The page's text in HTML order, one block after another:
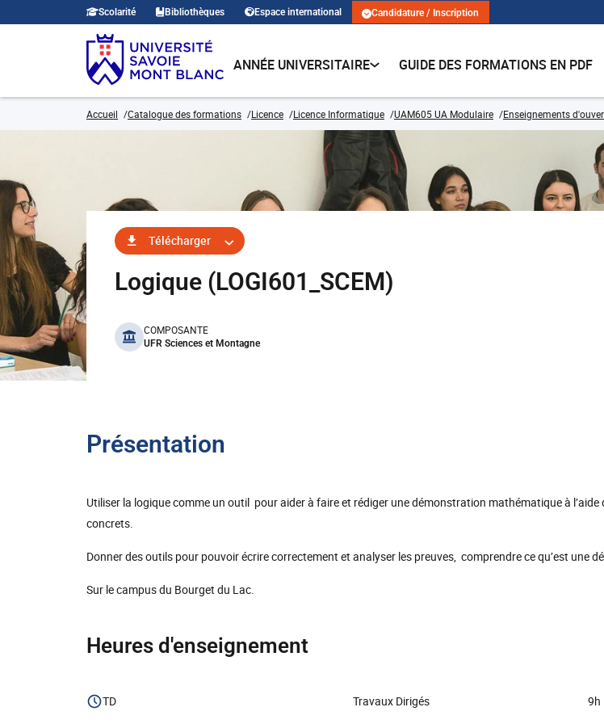
Scolarité Bibliothèques Espace international Candidature / Inscription
ANNÉE UNIVERSITAIRE GUIDE DES FORMATIONS EN PDF
Accueil Catalogue des formations Licence Licence Informatique UAM605 UA Modulaire Enseignements
Télécharger
Logique (LOGI601_SCEM)
benefits
COMPOSANTE
UFR Sciences et Montagne
Présentation
Utiliser la logique comme un outil pour aider à faire et rédiger une démonstration mathématique à l’aide
concrets.
Donner des outils pour pouvoir écrire correctement et analyser les preuves, comprendre ce qu’est une
Sur le campus du Bourget du Lac.
Heures d'enseignement
TD Travaux Dirigés 9h